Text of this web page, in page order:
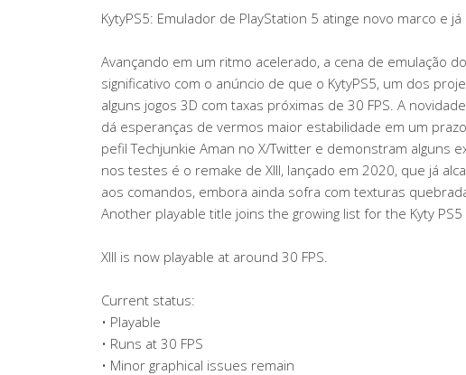
KytyPS5: Emulador de PlayStation 5 atinge novo marco e
Avançando em um ritmo acelerado, a cena de emulação
significativo com o anúncio de que o KytyPS5, um dos
alguns jogos 3D com taxas próximas de 30 FPS. A
dá esperanças de vermos maior estabilidade em um
pefil Techjunkie Aman no X/Twitter e demonstram alguns
nos testes é o remake de XIII, lançado em 2020, que já
aos comandos, embora ainda sofra com texturas
Another playable title joins the growing list for the Kyty
XIII is now playable at around 30 FPS.
Current status:
• Playable
• Runs at 30 FPS
• Minor graphical issues remain